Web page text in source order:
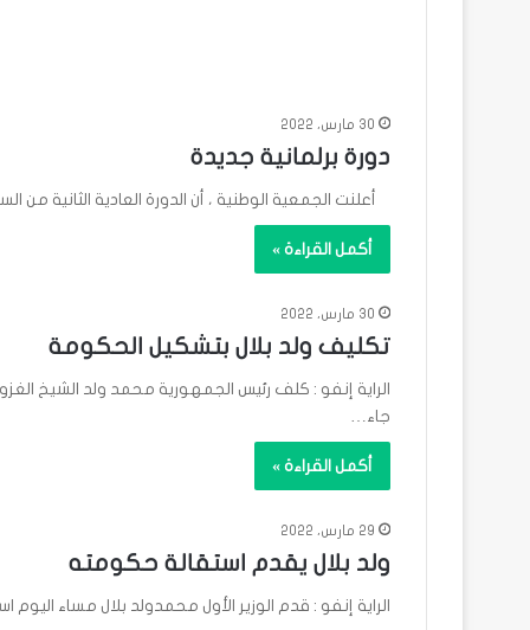
30 مارس، 2022
دورة برلمانية جديدة
أعلنت الجمعية الوطنية ، أن الدورة العادية الثانية من السنة البرلمانية 2021_2022 ستفتتح يوم
أكمل القراءة »
30 مارس، 2022
تكليف ولد بلال بتشكيل الحكومة
الراية إنفو : كلف رئيس الجمهورية محمد ولد الشيخ
جاء…
أكمل القراءة »
29 مارس، 2022
ولد بلال يقدم استقالة حكومته
الراية إنفو : قدم الوزير الأول محمدولد بلال مساء